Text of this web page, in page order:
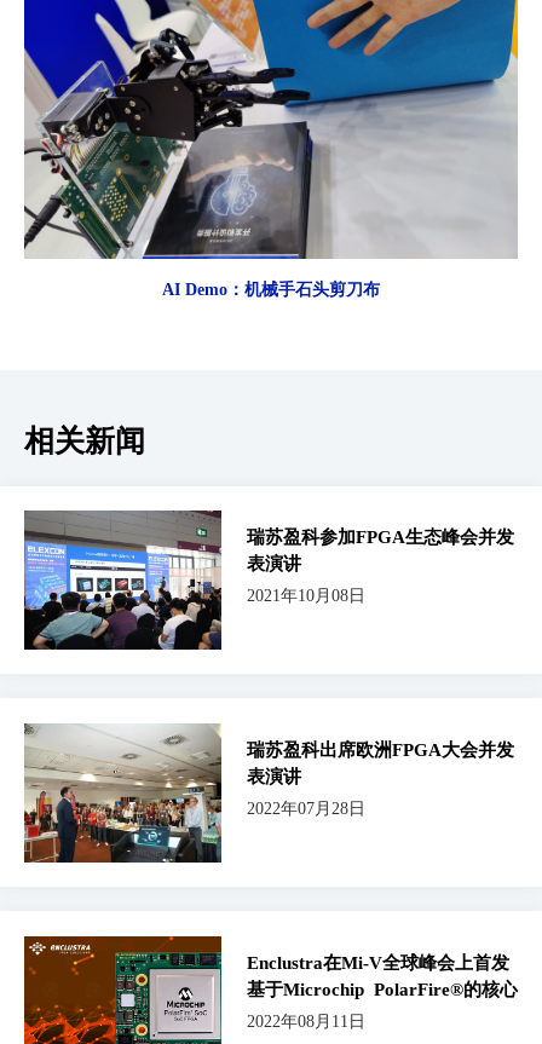
AI Demo：机械手石头剪刀布
相关新闻
瑞苏盈科参加FPGA生态峰会并发
表演讲
2021年10月08日
瑞苏盈科出席欧洲FPGA大会并发
表演讲
2022年07月28日
Enclustra在Mi-V全球峰会上首发
基于Microchip PolarFire®的核心
板
2022年08月11日